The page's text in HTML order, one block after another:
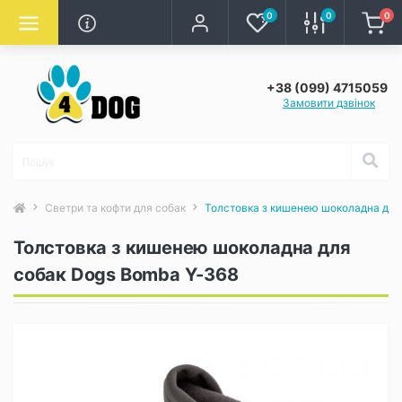
0 0 0
+38 (099) 4715059
Замовити дзвінок
Светри та кофти для собак Толстовка з кишенею шоколадна
Толстовка з кишенею шоколадна для
собак Dogs Bomba Y-368